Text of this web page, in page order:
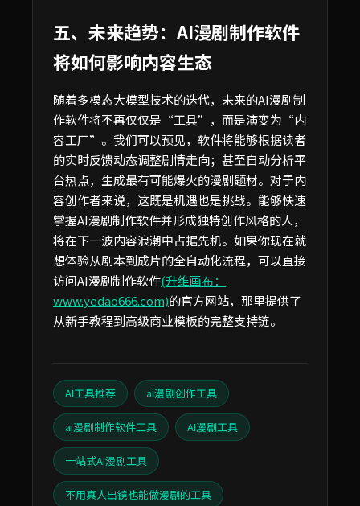
五、未来趋势：AI漫剧制作软件
将如何影响内容生态
随着多模态大模型技术的迭代，未来的AI漫剧制
作软件将不再仅仅是“工具”，而是演变为“内
容工厂”。我们可以预见，软件将能够根据读者
的实时反馈动态调整剧情走向；甚至自动分析平
台热点，生成最有可能爆火的漫剧题材。对于内
容创作者来说，这既是机遇也是挑战。能够快速
掌握AI漫剧制作软件并形成独特创作风格的人，
将在下一波内容浪潮中占据先机。如果你现在就
想体验从剧本到成片的全自动化流程，可以直接
访问AI漫剧制作软件(升维画布：
www.yedao666.com)的官方网站，那里提供了
从新手教程到高级商业模板的完整支持链。
AI工具推荐 ai漫剧创作工具
ai漫剧制作软件工具 AI漫剧工具
一站式AI漫剧工具
不用真人出镜也能做漫剧的工具